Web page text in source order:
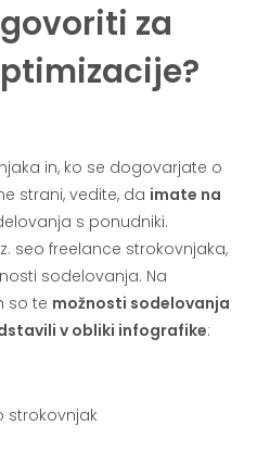
za
in, ko se dogovarjate o
strani, vedite, da imate na
s ponudniki.
seo freelance strokovnjaka,
sodelovanja. Na
so te možnosti sodelovanja
v obliki infografike: